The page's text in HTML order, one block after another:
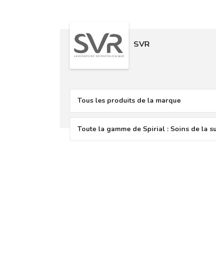
SVR
Tous les produits de la marque
Toute la gamme de Spirial : Soins de la